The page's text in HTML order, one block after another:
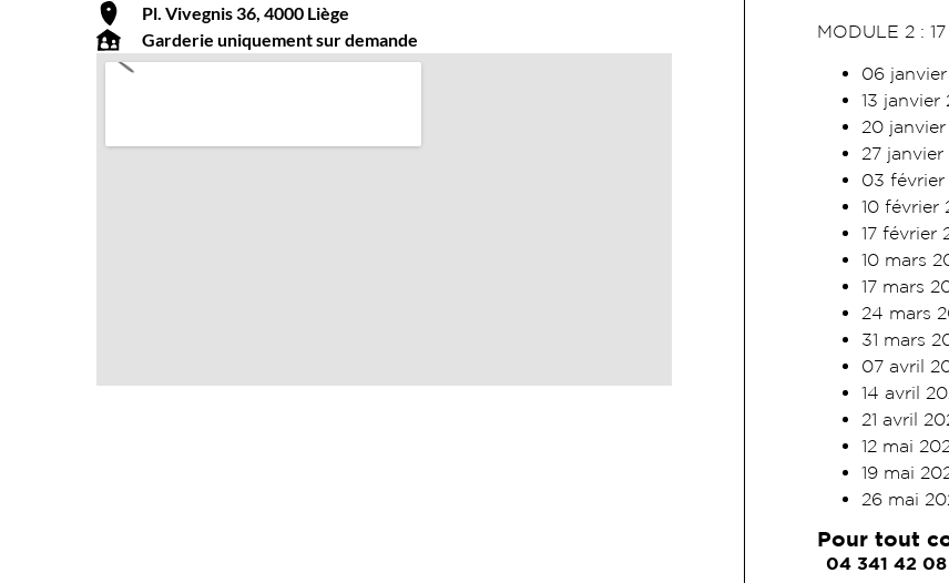
Pl. Vivegnis 36, 4000 Liège
Garderie uniquement sur demande
MODULE 2 :
06
13 janvier
20
27 janvier
03 février
10 février
17 février
10 mars
17 mars
24 mars
31 mars
07 avril
14 avril
21 avril
12 mai
19 mai
26 mai
Pour tout
04 341 42 08